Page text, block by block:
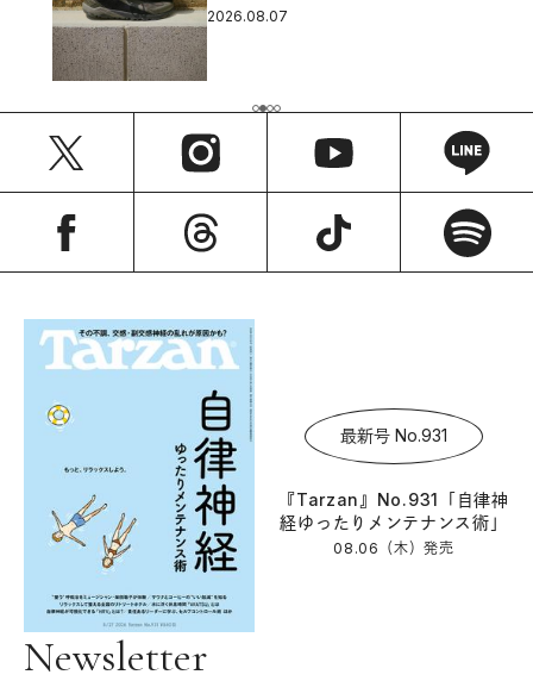
2026.08.07
最新号 No.931
『Tarzan』No.931「自律神
経ゆったりメンテナンス術」
08.06（木）発売
Newsletter